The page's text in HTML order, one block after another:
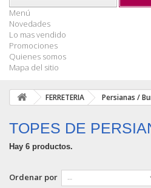
Menú
Novedades
Lo mas vendido
Promociones
Quienes somos
Mapa del sitio
FERRETERIA Persianas /
TOPES DE
Hay 6 productos.
Ordenar por